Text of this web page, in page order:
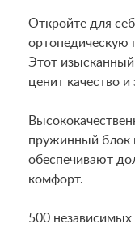
Откройте для
ортопедическую
Этот изысканный
ценит качество и
пружинный блок
обеспечивают
комфорт.
500